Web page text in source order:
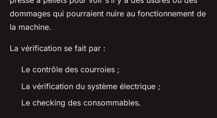
dommages qui pourraient nuire au fonctionnement de
la machine.
La vérification se fait par :
Le contrôle des courroies ;
La vérification du système électrique ;
Le checking des consommables.